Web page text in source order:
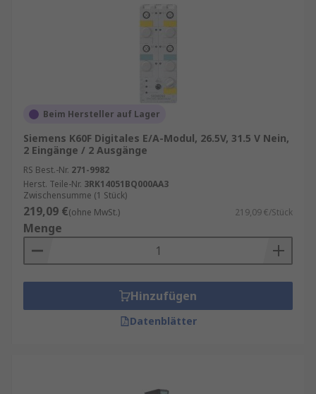
Beim Hersteller auf Lager
Siemens K60F Digitales E/A-Modul, 26.5V, 31.5 V Nein,
2 Eingänge / 2 Ausgänge
RS Best.-Nr. 271-9982
Herst. Teile-Nr. 3RK14051BQ000AA3
Zwischensumme (1 Stück)
219,09 €(ohne MwSt.) 219,09 €/Stück
Menge
Hinzufügen
Datenblätter